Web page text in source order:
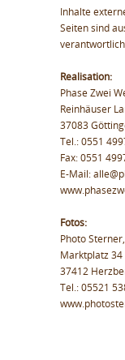
Inhalte
Seiten sind
Realisation:
Phase Zwei
Reinhäuser
37083
Tel.: 0551
Fax: 0551
E-Mail:
Fotos:
Photo
Marktplatz 34
37412
Tel.: 05521